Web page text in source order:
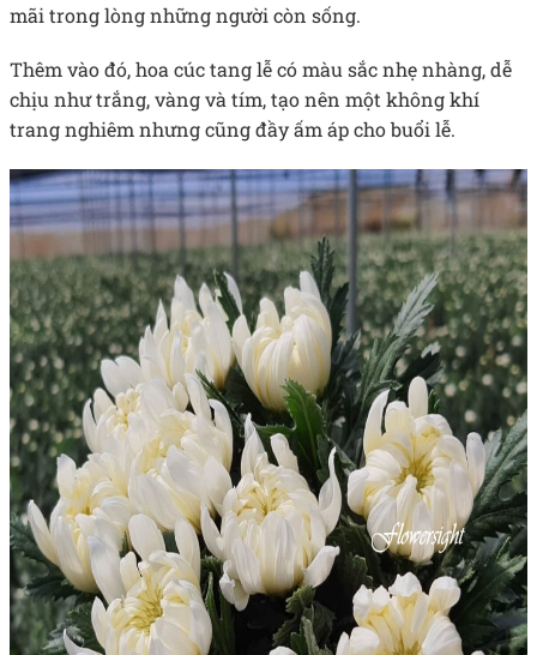
mãi trong lòng những người còn sống.
Thêm vào đó, hoa cúc tang lễ có màu sắc nhẹ nhàng, dễ
chịu như trắng, vàng và tím, tạo nên một không khí
trang nghiêm nhưng cũng đầy ấm áp cho buổi lễ.